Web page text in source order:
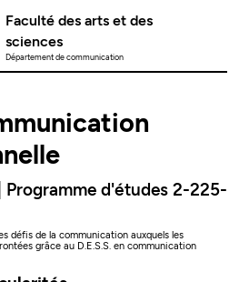
Faculté des arts et des
sciences
Département de communication
Programme d'études 2-225-
défis de la communication auxquels les
grâce au D.E.S.S. en communication